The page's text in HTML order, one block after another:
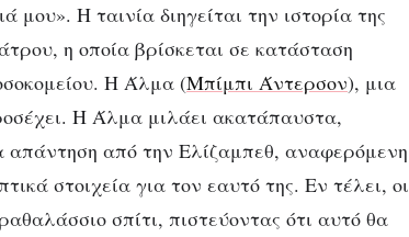
Η ταινία διηγείται την ιστορία της
η οποία βρίσκεται σε κατάσταση
Η Άλμα (Μπίμπι Άντερσον), μια
Η Άλμα μιλάει ακατάπαυστα,
απάντηση από την Ελίζαμπεθ, αναφερόμενη
στοιχεία για τον εαυτό της. Εν τέλει, οι
σπίτι, πιστεύοντας ότι αυτό θα